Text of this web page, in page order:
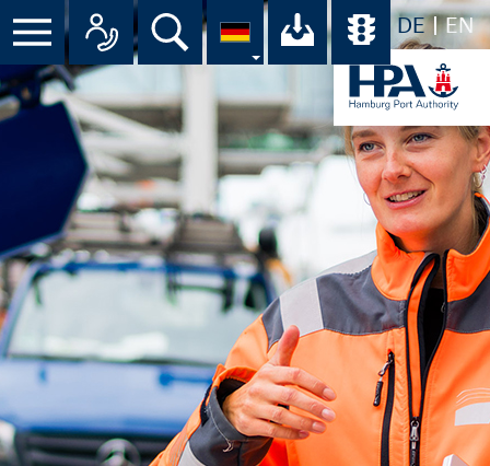
DE EN
Menü Alle Ansprechpartner im
Suche Ihr Download-